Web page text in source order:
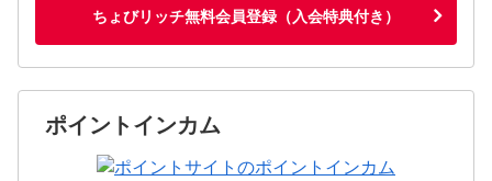
ちょびリッチ無料会員登録（入会特典付き）
ポイントインカム